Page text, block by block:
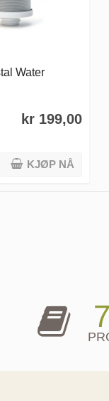
Water
kr 199,00
KJØP NÅ